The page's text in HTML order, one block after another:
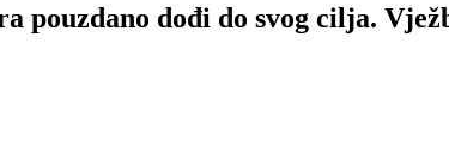
pouzdano dođi do svog cilja.